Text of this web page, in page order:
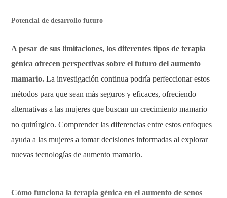
Potencial de desarrollo futuro
A pesar de sus limitaciones, los diferentes tipos de terapia
génica ofrecen perspectivas sobre el futuro del aumento
mamario. La investigación continua podría perfeccionar estos
métodos para que sean más seguros y eficaces, ofreciendo
alternativas a las mujeres que buscan un crecimiento mamario
no quirúrgico. Comprender las diferencias entre estos enfoques
ayuda a las mujeres a tomar decisiones informadas al explorar
nuevas tecnologías de aumento mamario.
Cómo funciona la terapia génica en el aumento de senos